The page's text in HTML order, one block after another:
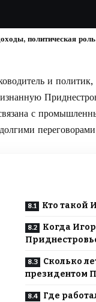
политическая
и политик,
с
Кто такой
Когда
Сколько
президентом
Где